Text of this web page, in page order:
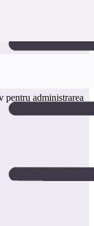
pentru administrarea